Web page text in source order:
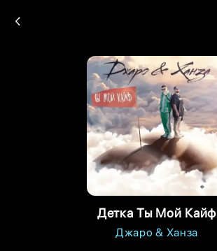
Детка Ты Мой Кайф
Джаро & Ханза